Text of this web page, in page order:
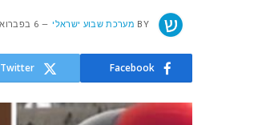
BY מערכת שבוע ישראלי 6 בפברואר 2025
Facebook
Twitter